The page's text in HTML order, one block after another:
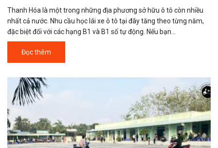
Thanh Hóa là một trong những địa phương sở hữu ô tô còn nhiều
nhất cả nước. Nhu cầu học lái xe ô tô tại đây tăng theo từng năm,
đặc biệt đối với các hạng B1 và B1 số tự động. Nếu bạn...
Đọc thêm